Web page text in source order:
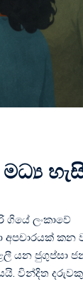
මධ්‍ය
ගියේ ලංකාවේ
අපචාරයක්
යන ජුගුප්සා
වින්දිත